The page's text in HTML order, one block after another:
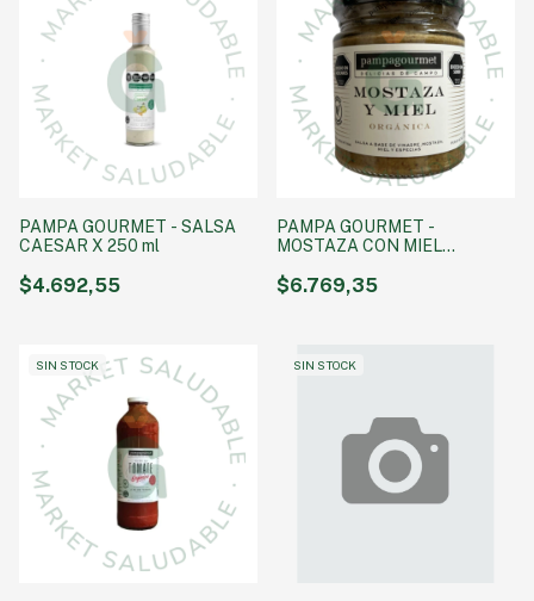
PAMPA GOURMET - SALSA
CAESAR X 250 ml
$4.692,55
PAMPA GOURMET -
MOSTAZA CON MIEL
$6.769,35
SIN STOCK SIN STOCK